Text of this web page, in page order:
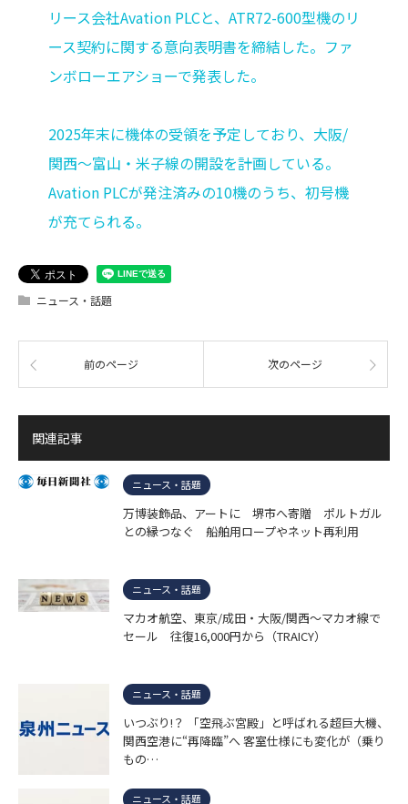
リース会社Avation PLCと、ATR72-600型機のリ
ース契約に関する意向表明書を締結した。ファ
ンボローエアショーで発表した。
2025年末に機体の受領を予定しており、大阪/
関西〜富山・米子線の開設を計画している。
Avation PLCが発注済みの10機のうち、初号機
が充てられる。
ニュース・話題
前のページ 次のページ
関連記事
ニュース・話題
万博装飾品、アートに 堺市へ寄贈 ポルトガル
との縁つなぐ 船舶用ロープやネット再利用
ニュース・話題
マカオ航空、東京/成田・大阪/関西〜マカオ線で
セール 往復16,000円から（TRAICY）
ニュース・話題
いつぶり!？ 「空飛ぶ宮殿」と呼ばれる超巨大機、
関西空港に“再降臨”へ 客室仕様にも変化が（乗り
もの…
ニュース・話題